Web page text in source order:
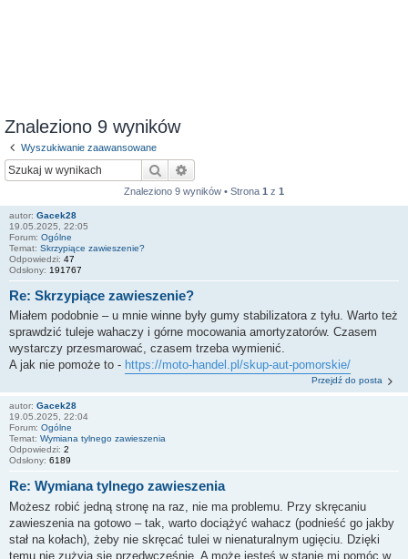
Znaleziono 9 wyników
Wyszukiwanie zaawansowane
Szukaj
Znaleziono 9 wyników • Strona 1 z 1
autor: Gacek28
19.05.2025, 22:05
Forum: Ogólne
Temat: Skrzypiące zawieszenie?
Odpowiedzi: 47
Odsłony: 191767
Re: Skrzypiące zawieszenie?
Miałem podobnie – u mnie winne były gumy stabilizatora z tyłu. Warto też
sprawdzić tuleje wahaczy i górne mocowania amortyzatorów. Czasem
wystarczy przesmarować, czasem trzeba wymienić.
A jak nie pomoże to - https://moto-handel.pl/skup-aut-pomorskie/
Przejdź do posta
autor: Gacek28
19.05.2025, 22:04
Forum: Ogólne
Temat: Wymiana tylnego zawieszenia
Odpowiedzi: 2
Odsłony: 6189
Re: Wymiana tylnego zawieszenia
Możesz robić jedną stronę na raz, nie ma problemu. Przy skręcaniu
zawieszenia na gotowo – tak, warto dociążyć wahacz (podnieść go jakby
stał na kołach), żeby nie skręcać tulei w nienaturalnym ugięciu. Dzięki
temu nie zużyją się przedwcześnie. A może jesteś w stanie mi pomóc w